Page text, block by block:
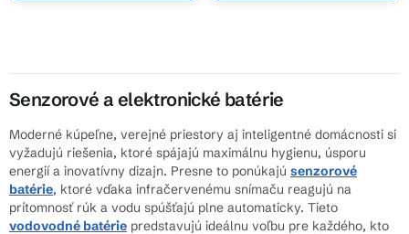
l
á
a
c
i
e
p
Senzorové a elektronické batérie
Moderné kúpeľne, verejné priestory aj inteligentné domácnosti si
vyžadujú riešenia, ktoré spájajú maximálnu hygienu, úsporu
energií a inovatívny dizajn. Presne to ponúkajú senzorové
batérie, ktoré vďaka infračervenému snímaču reagujú na
prítomnosť rúk a vodu spúšťajú plne automaticky. Tieto
vodovodné batérie predstavujú ideálnu voľbu pre každého, kto